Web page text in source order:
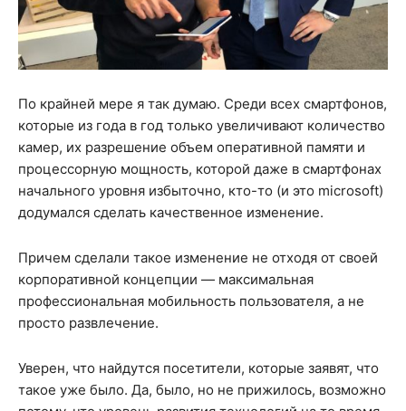
По крайней мере я так думаю. Среди всех смартфонов,
которые из года в год только увеличивают количество
камер, их разрешение объем оперативной памяти и
процессорную мощность, которой даже в смартфонах
начального уровня избыточно, кто-то (и это microsoft)
додумался сделать качественное изменение.
Причем сделали такое изменение не отходя от своей
корпоративной концепции — максимальная
профессиональная мобильность пользователя, а не
просто развлечение.
Уверен, что найдутся посетители, которые заявят, что
такое уже было. Да, было, но не прижилось, возможно